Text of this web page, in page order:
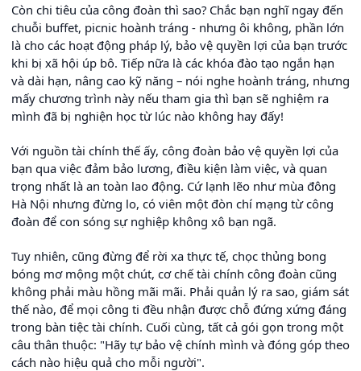
Còn chi tiêu của công đoàn thì sao? Chắc bạn nghĩ ngay đến
chuỗi buffet, picnic hoành tráng - nhưng ôi không, phần lớn
là cho các hoạt động pháp lý, bảo vệ quyền lợi của bạn trước
khi bị xã hội úp bô. Tiếp nữa là các khóa đào tạo ngắn hạn
và dài hạn, nâng cao kỹ năng – nói nghe hoành tráng, nhưng
mấy chương trình này nếu tham gia thì bạn sẽ nghiệm ra
mình đã bị nghiện học từ lúc nào không hay đấy!
Với nguồn tài chính thế ấy, công đoàn bảo vệ quyền lợi của
bạn qua việc đảm bảo lương, điều kiện làm việc, và quan
trọng nhất là an toàn lao động. Cứ lạnh lẽo như mùa đông
Hà Nội nhưng đừng lo, có viên một đòn chí mạng từ công
đoàn để con sóng sự nghiệp không xô bạn ngã.
Tuy nhiên, cũng đừng để rời xa thực tế, chọc thủng bong
bóng mơ mộng một chút, cơ chế tài chính công đoàn cũng
không phải màu hồng mãi mãi. Phải quản lý ra sao, giám sát
thế nào, để mọi công ti đều nhận được chỗ đứng xứng đáng
trong bàn tiệc tài chính. Cuối cùng, tất cả gói gọn trong một
câu thân thuộc: "Hãy tự bảo vệ chính mình và đóng góp theo
cách nào hiệu quả cho mỗi người".